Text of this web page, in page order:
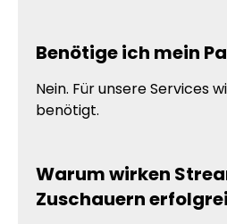
Benötige ich mein
Nein. Für unsere Services
benötigt.
Warum wirken
Zuschauern